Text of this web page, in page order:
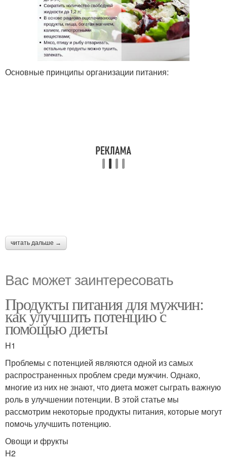
Основные принципы организации питания:
читать дальше →
Вас может заинтересовать
Продукты питания для мужчин:
как улучшить потенцию с
помощью диеты
H1
Проблемы с потенцией являются одной из самых
распространенных проблем среди мужчин. Однако,
многие из них не знают, что диета может сыграть важную
роль в улучшении потенции. В этой статье мы
рассмотрим некоторые продукты питания, которые могут
помочь улучшить потенцию.
Овощи и фрукты
H2